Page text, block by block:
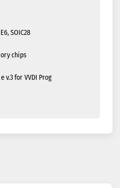
SOIC28
chips
v.3 for VVDI Prog